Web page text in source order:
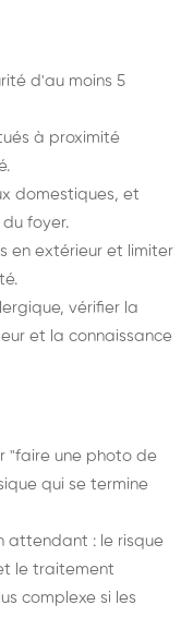
d'au moins 5
à proximité
domestiques, et
foyer.
en extérieur et limiter
vérifier la
et la connaissance
"faire une photo de
qui se termine
attendant : le risque
le traitement
complexe si les